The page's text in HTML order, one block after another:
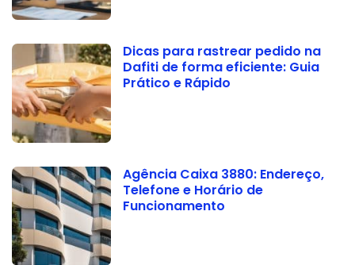
Dicas para rastrear pedido na
Dafiti de forma eficiente: Guia
Prático e Rápido
Agência Caixa 3880: Endereço,
Telefone e Horário de
Funcionamento